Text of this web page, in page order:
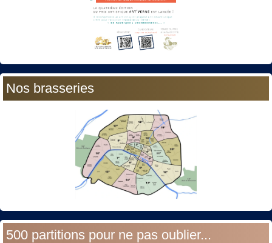
Nos brasseries
500 partitions pour ne pas oublier...